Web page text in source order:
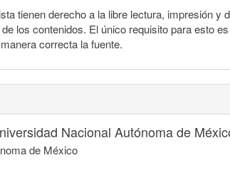
tienen derecho a la libre lectura, impresión y
los contenidos. El único requisito para esto
correcta la fuente.
Nacional Autónoma de
de México